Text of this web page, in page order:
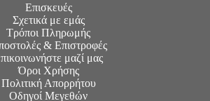
Επισκευές
Σχετικά με εμάς
Τρόποι Πληρωμής
& Επιστροφές
μαζί μας
Όροι Χρήσης
Πολιτική Απορρήτου
Οδηγοί Μεγεθών